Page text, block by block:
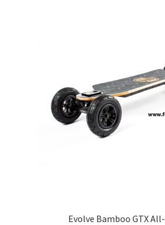
Evolve Bamboo GTX